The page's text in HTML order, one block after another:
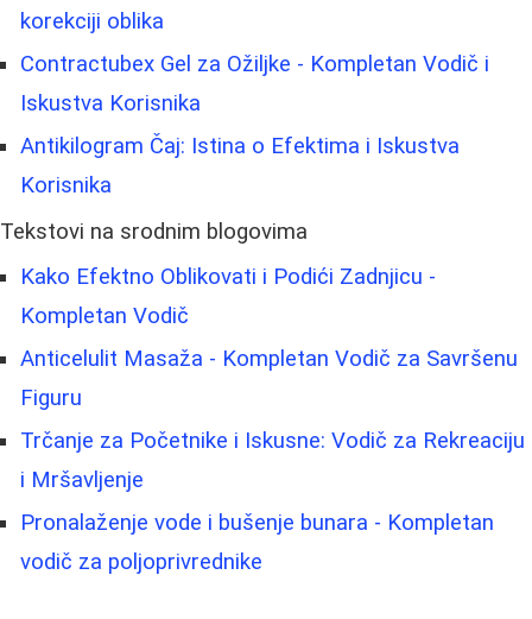
korekciji oblika
Contractubex Gel za Ožiljke - Kompletan Vodič i
Iskustva Korisnika
Antikilogram Čaj: Istina o Efektima i Iskustva
Korisnika
Tekstovi na srodnim blogovima
Kako Efektno Oblikovati i Podići Zadnjicu -
Kompletan Vodič
Anticelulit Masaža - Kompletan Vodič za Savršenu
Figuru
Trčanje za Početnike i Iskusne: Vodič za Rekreaciju
i Mršavljenje
Pronalaženje vode i bušenje bunara - Kompletan
vodič za poljoprivrednike